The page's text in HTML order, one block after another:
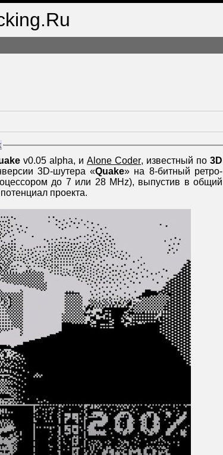
v0.05 alpha, и Alone Coder, известный по 3D
3D-шутера «Quake» на 8-битный ретро-
до 7 или 28 MHz), выпустив в общий
проекта.